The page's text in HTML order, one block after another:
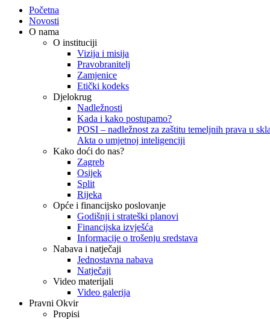
Početna
Novosti
O nama
O instituciji
Vizija i misija
Pravobranitelj
Zamjenice
Etički kodeks
Djelokrug
Nadležnosti
Kada i kako postupamo?
POSI – nadležnost za zaštitu temeljnih prava u
Akta o umjetnoj inteligenciji
Kako doći do nas?
Zagreb
Osijek
Split
Rijeka
Opće i financijsko poslovanje
Godišnji i strateški planovi
Financijska izvješća
Informacije o trošenju sredstava
Nabava i natječaji
Jednostavna nabava
Natječaji
Video materijali
Video galerija
Pravni Okvir
Propisi